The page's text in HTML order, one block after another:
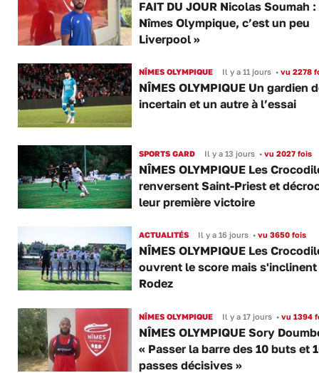
FAIT DU JOUR Nicolas Soumah :
Nîmes Olympique, c’est un peu
Liverpool »
NÎMES OLYMPIQUE Il y a 11 jours •vu 2278
NÎMES OLYMPIQUE Un gardien
incertain et un autre à l’essai
SPORTS GARD Il y a 13 jours •vu 2027 fois
NÎMES OLYMPIQUE Les
renversent Saint-Priest et
leur première victoire
ACTUALITÉS Il y a 16 jours •vu 3650 fois
NÎMES OLYMPIQUE Les
ouvrent le score mais s'inclinent
Rodez
NÎMES OLYMPIQUE Il y a 17 jours •vu 1394
NÎMES OLYMPIQUE Sory
« Passer la barre des 10 buts et
passes décisives »